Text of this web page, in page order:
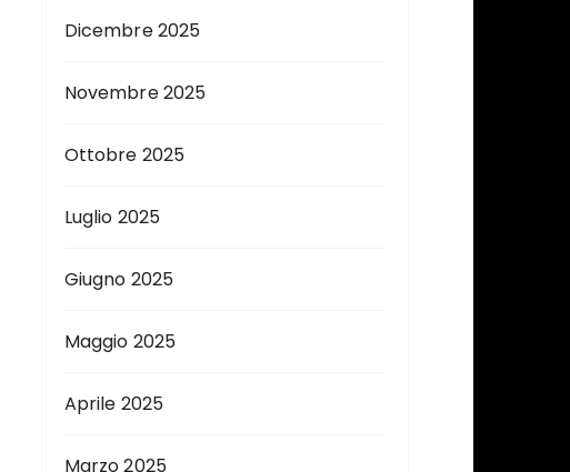
Dicembre 2025
Novembre 2025
Ottobre 2025
Luglio 2025
Giugno 2025
Maggio 2025
Aprile 2025
Marzo 2025